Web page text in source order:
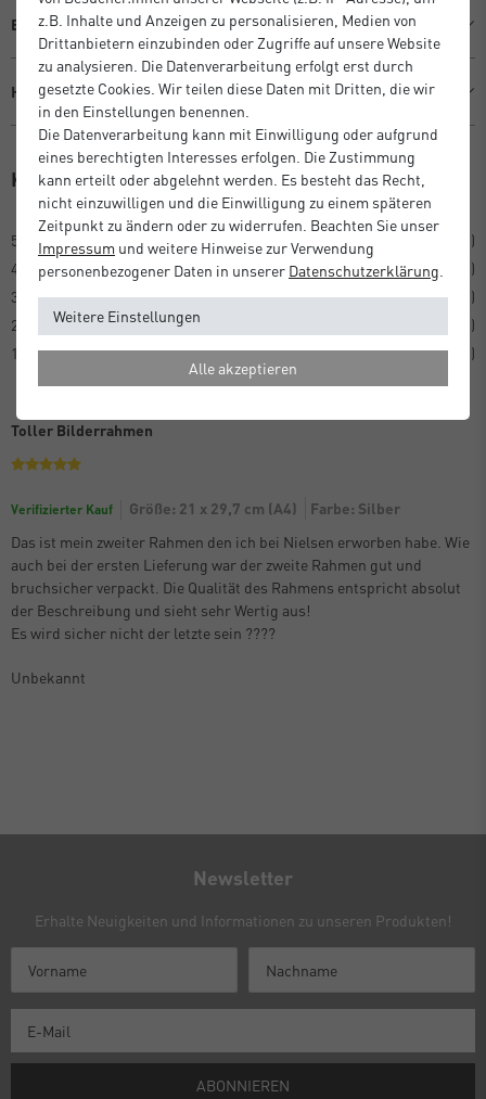
Beschreibung
Hersteller Informationen
Kundenrezensionen(1)
5
4
3
2
1
Toller Bilderrahmen
Verifizierter Kauf Größe: 21 x 29,7 cm (A4)
Farbe: Silber
Das ist mein zweiter Rahmen den ich bei Nielsen erworben habe. Wie
auch bei der ersten Lieferung war der zweite Rahmen gut und
bruchsicher verpackt. Die Qualität des Rahmens entspricht absolut
der Beschreibung und sieht sehr Wertig aus!
Es wird sicher nicht der letzte sein ????
Unbekannt
Newsletter
Erhalte Neuigkeiten und Informationen zu unseren Produkten!
ABONNIEREN
z.B. Inhalte und Anzeigen zu personalisieren, Medien von
Drittanbietern einzubinden oder Zugriffe auf unsere Website
zu analysieren. Die Datenverarbeitung erfolgt erst durch
gesetzte Cookies. Wir teilen diese Daten mit Dritten, die wir
in den Einstellungen benennen.
Die Datenverarbeitung kann mit Einwilligung oder aufgrund
eines berechtigten Interesses erfolgen. Die Zustimmung
kann erteilt oder abgelehnt werden. Es besteht das Recht,
nicht einzuwilligen und die Einwilligung zu einem späteren
Zeitpunkt zu ändern oder zu widerrufen. Beachten Sie unser
Impressum und weitere Hinweise zur Verwendung
personenbezogener Daten in unserer Daten­schutz­erklärung
Weitere Einstellungen
Alle akzeptieren